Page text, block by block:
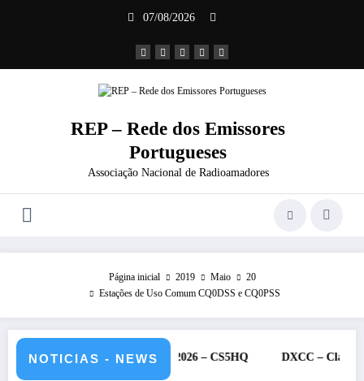
07/08/2026
REP – Rede dos Emissores
Portugueses
Associação Nacional de Radioamadores
Página inicial 2019 Maio
20
Estações de Uso Comum CQ0DSS e CQ0PSS
NOTICIAS - NEWS
– 11 e 12 de julho de 2026 – CS5HQ DXCC – Classificação